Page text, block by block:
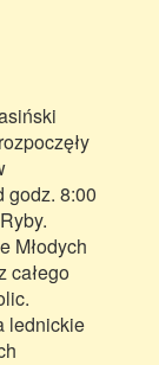
godz. 8:00
Młodych
całego
lednickie